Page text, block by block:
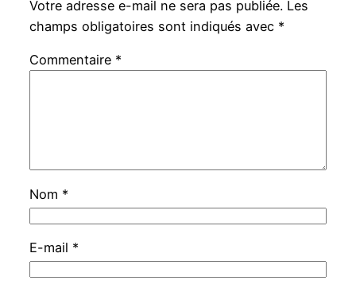
Votre adresse e-mail ne sera pas publiée. Les
champs obligatoires sont indiqués avec *
Commentaire *
Nom *
E-mail *